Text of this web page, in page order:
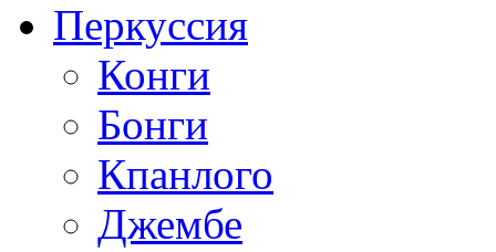
Перкуссия
Конги
Бонги
Кпанлого
Джембе